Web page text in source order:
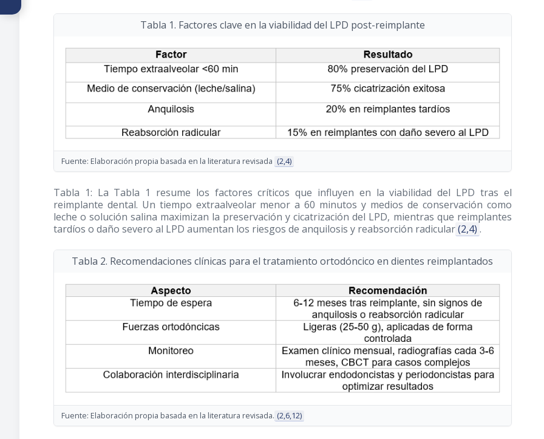
Tabla 1. Factores clave en la viabilidad del LPD post-reimplante
Fuente: Elaboración propia basada en la literatura revisada (2,4)
Tabla 1: La Tabla 1 resume los factores críticos que influyen en la viabilidad del LPD tras el
reimplante dental. Un tiempo extraalveolar menor a 60 minutos y medios de conservación como
leche o solución salina maximizan la preservación y cicatrización del LPD, mientras que reimplantes
tardíos o daño severo al LPD aumentan los riesgos de anquilosis y reabsorción radicular(2,4) .
Tabla 2. Recomendaciones clínicas para el tratamiento ortodóncico en dientes reimplantados
Fuente: Elaboración propia basada en la literatura revisada. (2,6,12)